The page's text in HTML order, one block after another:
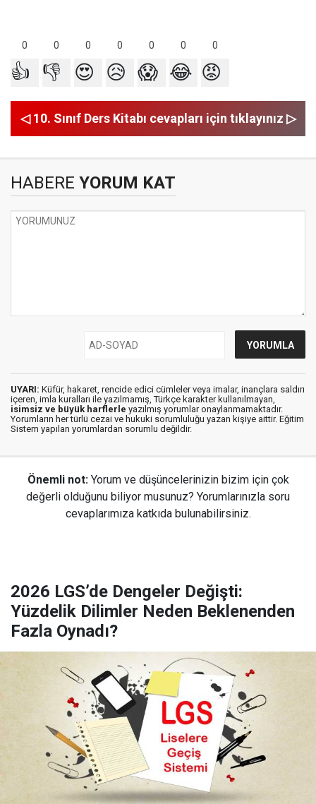
0 0 0 0 0 0 0
👍 👎 😍 😥 😱 😂 😡
◁ 10. Sınıf Ders Kitabı cevapları için tıklayınız ▷
HABERE YORUM KAT
UYARI: Küfür, hakaret, rencide edici cümleler veya imalar, inançlara saldırı
içeren, imla kuralları ile yazılmamış, Türkçe karakter kullanılmayan,
isimsiz ve büyük harflerle yazılmış yorumlar onaylanmamaktadır.
Yorumların her türlü cezai ve hukuki sorumluluğu yazan kişiye aittir. Eğitim
Sistem yapılan yorumlardan sorumlu değildir.
Önemli not: Yorum ve düşüncelerinizin bizim için çok
değerli olduğunu biliyor musunuz? Yorumlarınızla soru
cevaplarımıza katkıda bulunabilirsiniz.
2026 LGS’de Dengeler Değişti:
Yüzdelik Dilimler Neden Beklenenden
Fazla Oynadı?